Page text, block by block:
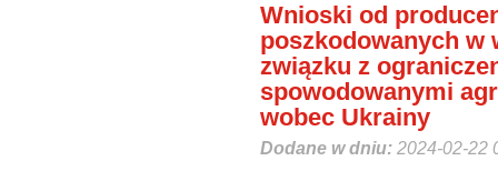
Wnioski od
poszkodowanych w
związku z
spowodowanymi
wobec Ukrainy
Dodane w dniu: 2024-02-22